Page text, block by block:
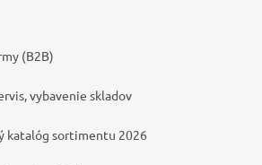
(B2B)
vybavenie skladov
katalóg sortimentu 2026